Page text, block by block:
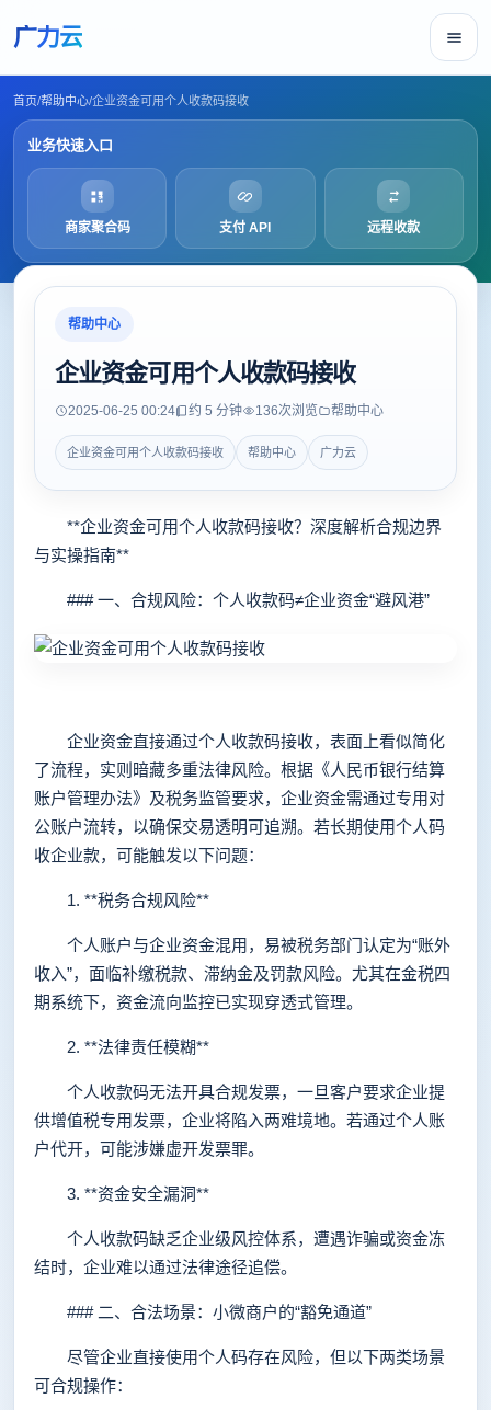
广力云
首页/帮助中心/企业资金可用个人收款码接收
业务快速入口
商家聚合码 支付 API 远程收款
帮助中心
企业资金可用个人收款码接收
2025-06-25 00:24 约 5 分钟 136次浏览 帮助中心
企业资金可用个人收款码接收 帮助中心 广力云
**企业资金可用个人收款码接收？深度解析合规边界
与实操指南**
### 一、合规风险：个人收款码≠企业资金“避风港”
企业资金直接通过个人收款码接收，表面上看似简化
了流程，实则暗藏多重法律风险。根据《人民币银行结算
账户管理办法》及税务监管要求，企业资金需通过专用对
公账户流转，以确保交易透明可追溯。若长期使用个人码
收企业款，可能触发以下问题：
1. **税务合规风险**
个人账户与企业资金混用，易被税务部门认定为“账外
收入”，面临补缴税款、滞纳金及罚款风险。尤其在金税四
期系统下，资金流向监控已实现穿透式管理。
2. **法律责任模糊**
个人收款码无法开具合规发票，一旦客户要求企业提
供增值税专用发票，企业将陷入两难境地。若通过个人账
户代开，可能涉嫌虚开发票罪。
3. **资金安全漏洞**
个人收款码缺乏企业级风控体系，遭遇诈骗或资金冻
结时，企业难以通过法律途径追偿。
### 二、合法场景：小微商户的“豁免通道”
尽管企业直接使用个人码存在风险，但以下两类场景
可合规操作：